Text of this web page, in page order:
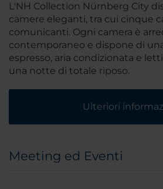
L'NH Collection Nürnberg City
camere eleganti, tra cui cinque
comunicanti. Ogni camera è
contemporaneo e dispone di
espresso, aria condizionata e
una notte di totale riposo.
Ulteriori
Meeting ed Eventi